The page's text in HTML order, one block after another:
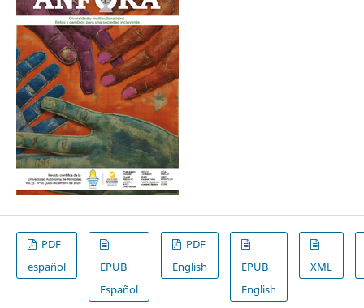
PDF
español
EPUB
Español
PDF
English
EPUB
English
XML